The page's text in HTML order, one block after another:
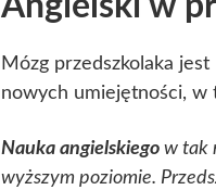
Mózg przedszkolaka
nowych umiejętności, w
Nauka angielskiego w tak
wyższym poziomie.